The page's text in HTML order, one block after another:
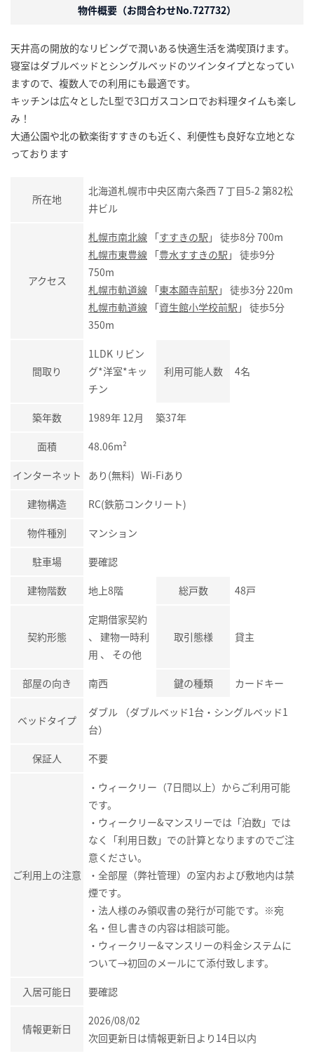
物件概要（お問合わせNo.727732）
天井高の開放的なリビングで潤いある快適生活を満喫頂けます。
寝室はダブルベッドとシングルベッドのツインタイプとなってい
ますので、複数人での利用にも最適です。
キッチンは広々としたL型で3口ガスコンロでお料理タイムも楽し
み！
大通公園や北の歓楽街すすきのも近く、利便性も良好な立地とな
っております
所在地
北海道札幌市中央区南六条西７丁目5-2 第82松
井ビル
アクセス
札幌市南北線 「すすきの駅 」 徒歩8分 700m
札幌市東豊線 「豊水すすきの駅 」 徒歩9分
750m
札幌市軌道線 「東本願寺前駅 」 徒歩3分 220m
札幌市軌道線 「資生館小学校前駅 」 徒歩5分
350m
間取り
1LDK リビン
グ*洋室*キッ
チン
利用可能人数 4名
築年数 1989年 12月 築37年
面積 48.06m²
インターネット あり(無料) Wi-Fiあり
建物構造 RC(鉄筋コンクリート)
物件種別 マンション
駐車場 要確認
建物階数 地上8階 総戸数 48戸
契約形態
定期借家契約
、 建物一時利
用 、 その他
取引態様 貸主
部屋の向き 南西 鍵の種類 カードキー
ベッドタイプ
ダブル （ダブルベッド1台・シングルベッド1
台）
保証人 不要
ご利用上の注意
・ウィークリー（7日間以上）からご利用可能
です。
・ウィークリー&マンスリーでは「泊数」では
なく「利用日数」での計算となりますのでご注
意ください。
・全部屋（弊社管理）の室内および敷地内は禁
煙です。
・法人様のみ領収書の発行が可能です。※宛
名・但し書きの内容は相談可能。
・ウィークリー&マンスリーの料金システムに
ついて→初回のメールにて添付致します。
入居可能日 要確認
情報更新日
2026/08/02
次回更新日は情報更新日より14日以内